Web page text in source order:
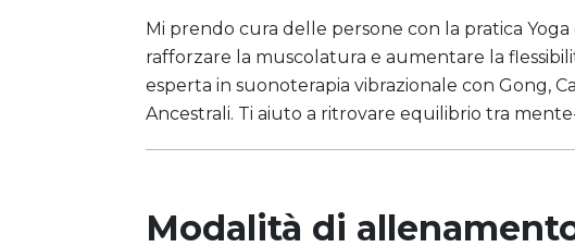
Mi prendo cura delle persone con la pratica Yoga
rafforzare la muscolatura e aumentare la
esperta in suonoterapia vibrazionale con Gong,
Ancestrali. Ti aiuto a ritrovare equilibrio tra
Modalità di